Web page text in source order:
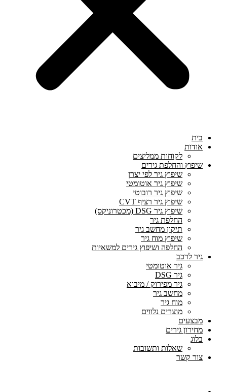
בית
אודות
לקוחות ממליצים
שיפוץ והחלפת גירים
שיפוץ גיר לפי יצרן
שיפוץ גיר אוטומטי
שיפוץ גיר רובוטי
שיפוץ גיר רציף CVT
שיפוץ גיר DSG (מכטרוניקס)
החלפת גיר
תיקון מחשב גיר
שיפוץ מוח גיר
החלפה ושיפוץ גירים למשאיות
גיר לרכב
גיר אוטומטי
גיר DSG
גיר מפירוק / מיבוא
מחשב גיר
מוח גיר
מוצרים נלווים
מבצעים
מחירון גירים
בלוג
שאלות ותשובות
צור קשר